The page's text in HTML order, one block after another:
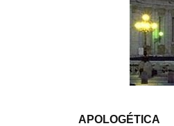
APOLOGÉTICA